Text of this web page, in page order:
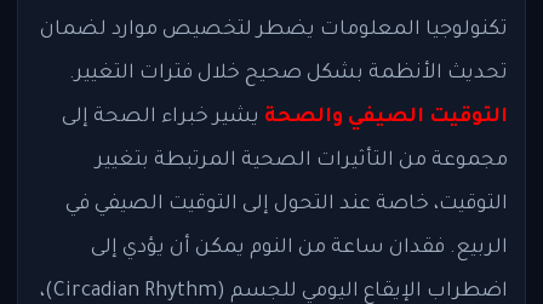
تكنولوجيا المعلومات يضطر لتخصيص موارد لضمان
تحديث الأنظمة بشكل صحيح خلال فترات التغيير.
التوقيت الصيفي والصحة يشير خبراء الصحة إلى
مجموعة من التأثيرات الصحية المرتبطة بتغيير
التوقيت، خاصة عند التحول إلى التوقيت الصيفي في
الربيع. فقدان ساعة من النوم يمكن أن يؤدي إلى
اضطراب الإيقاع اليومي للجسم (Circadian Rhythm)،